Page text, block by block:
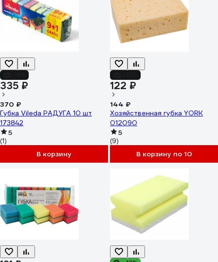
335 ₽
370 ₽
Губка Vileda РАДУГА 10 шт
173842
5
(1)
В корзину
122 ₽
144 ₽
Хозяйственная губка YORK
012090
5
(9)
В корзину по 10